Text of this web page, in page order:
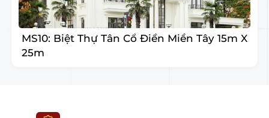
MS10: Biệt Thự Tân Cổ Điển Miền Tây 15m X
25m